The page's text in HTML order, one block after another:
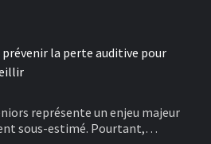
prévenir la perte auditive pour
représente un enjeu majeur
sous-estimé. Pourtant,…